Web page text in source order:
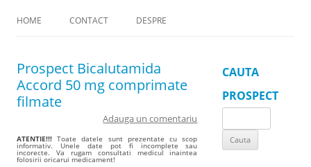
HOME CONTACT DESPRE
Prospect Bicalutamida
Accord 50 mg comprimate
filmate
Adauga un comentariu
ATENTIE!!! Toate datele sunt prezentate cu scop
informativ. Unele date pot fi incomplete sau
incorecte. Va rugam consultati medicul inaintea
folosirii oricarui medicament!
CAUTA
PROSPECT
for: